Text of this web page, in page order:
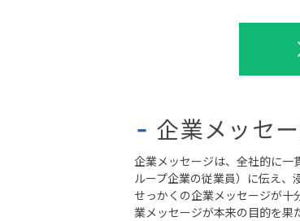
企業メッセ
企業メッセージは、全社的に一
ループ企業の従業員）に伝え、
せっかくの企業メッセージが
業メッセージが本来の目的を果